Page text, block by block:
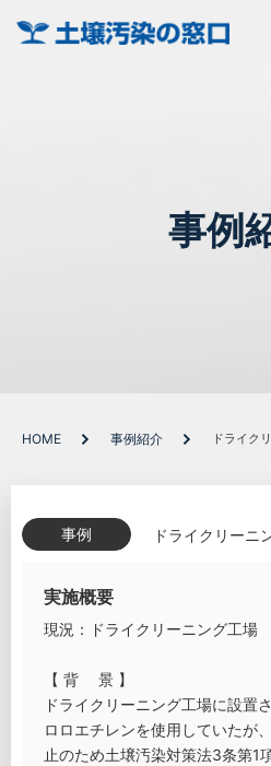
事例
HOME 事例紹介 ドライク
事例 ドライクリー
実施概要
現況：ドライクリーニング工
【 背 景 】
ドライクリーニング工場に設置
ロロエチレンを使用していたが
止のため土壌汚染対策法3条第1